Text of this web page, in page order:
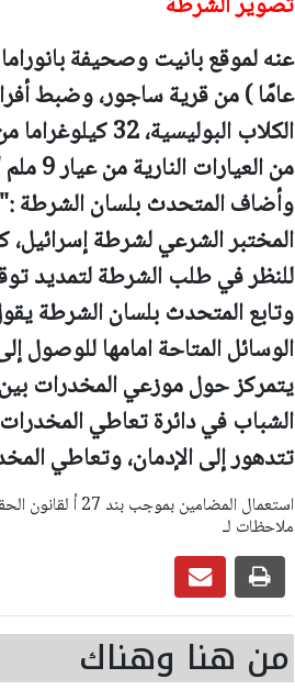
عنه لموقع بانيت وصحيفة
عامًا ) من قرية ساجور، وضبط
الكلاب
من العيارات النارية من عيار 9 ملم ".
وأضاف المتحدث بلسان الشرطة :"
المختبر الشرعي لشرطة إسرائيل،
للنظر في طلب الشرطة لتمديد
وتابع المتحدث بلسان الشرطة
الوسائل المتاحة امامها للوصول
يتمركز حول موزعي المخدرات بين
الشباب في دائرة تعاطي
تتدهور إلى الإدمان، وتعاطي
ملاحظات لـ
من هنا وهناك